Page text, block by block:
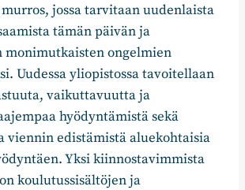
jossa tarvitaan uudenlaista
tämän päivän ja
monimutkaisten ongelmien
Uudessa yliopistossa tavoitellaan
vaikuttavuutta ja
hyödyntämistä sekä
viennin edistämistä aluekohtaisia
Yksi kiinnostavimmista
koulutussisältöjen ja